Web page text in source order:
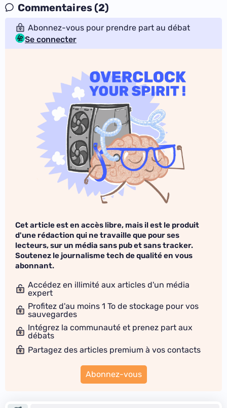
Commentaires (2)
Abonnez-vous pour prendre part au débat
Se connecter
Cet article est en accès libre, mais il est le produit
d'une rédaction qui ne travaille que pour ses
lecteurs, sur un média sans pub et sans tracker.
Soutenez le journalisme tech de qualité en vous
abonnant.
Accédez en illimité aux articles d'un média
expert
Profitez d'au moins 1 To de stockage pour vos
sauvegardes
Intégrez la communauté et prenez part aux
débats
Partagez des articles premium à vos contacts
Abonnez-vous